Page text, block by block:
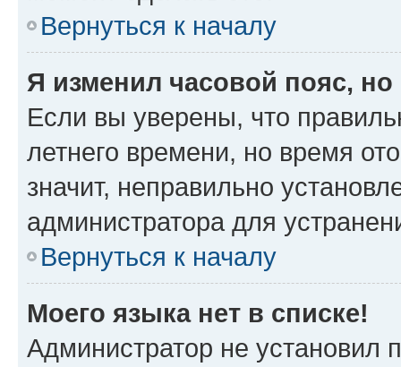
Вернуться к началу
Я изменил часовой пояс,
Если вы уверены, что
летнего времени, но время
значит, неправильно
администратора для
Вернуться к началу
Моего языка нет в списке!
Администратор не установил